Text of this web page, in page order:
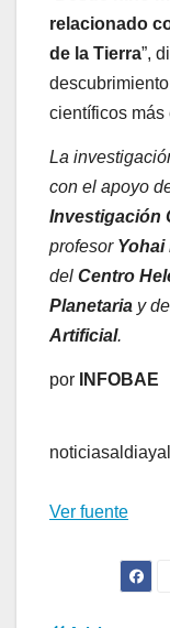
relacionado
de la Tierra”,
científicos más
La
con el apoyo
Investigación
profesor Yohai
del Centro
Planetaria y
Artificial.
por INFOBAE
Ver fuente